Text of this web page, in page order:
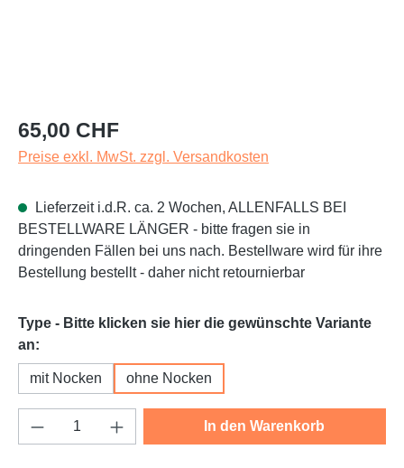
Regulärer Preis:
65,00 CHF
Preise exkl. MwSt. zzgl. Versandkosten
Lieferzeit i.d.R. ca. 2 Wochen, ALLENFALLS BEI
BESTELLWARE LÄNGER - bitte fragen sie in
dringenden Fällen bei uns nach. Bestellware wird für ihre
Bestellung bestellt - daher nicht retournierbar
Type - Bitte klicken sie hier die gewünschte Variante
an:
mit Nocken ohne Nocken
Produkt Anzahl: Gib den gewünschten
In den Warenkorb